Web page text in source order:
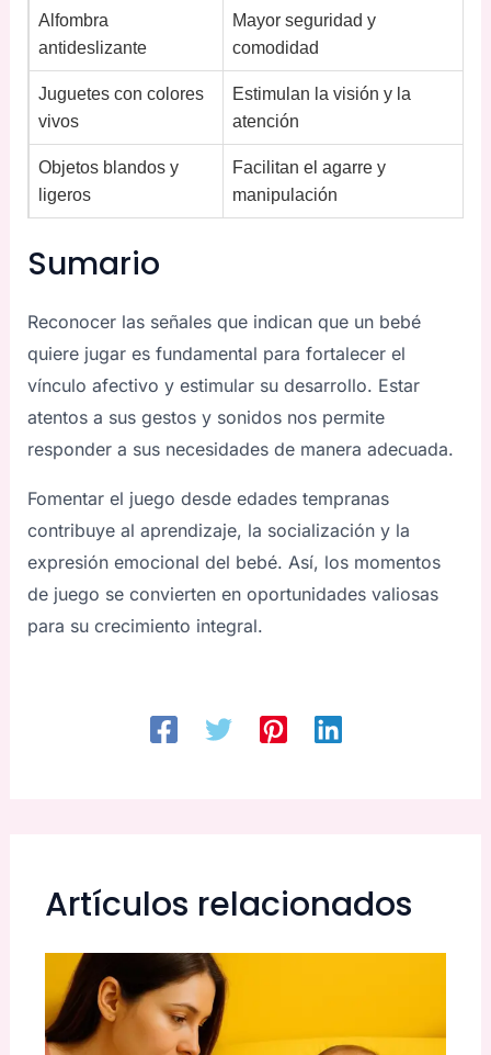
Alfombra
antideslizante
Mayor seguridad y
comodidad
Juguetes con colores
vivos
Estimulan la visión y la
atención
Objetos blandos y
ligeros
Facilitan el agarre y
manipulación
Sumario
Reconocer las señales que indican que un bebé
quiere jugar es fundamental para fortalecer el
vínculo afectivo y estimular su desarrollo. Estar
atentos a sus gestos y sonidos nos permite
responder a sus necesidades de manera adecuada.
Fomentar el juego desde edades tempranas
contribuye al aprendizaje, la socialización y la
expresión emocional del bebé. Así, los momentos
de juego se convierten en oportunidades valiosas
para su crecimiento integral.
Artículos relacionados